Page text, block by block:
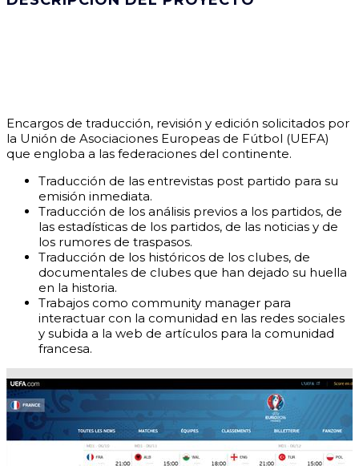
Encargos de traducción, revisión y edición solicitados por
la Unión de Asociaciones Europeas de Fútbol (UEFA)
que engloba a las federaciones del continente.
Traducción de las entrevistas post partido para su
emisión inmediata.
Traducción de los análisis previos a los partidos, de
las estadísticas de los partidos, de las noticias y de
los rumores de traspasos.
Traducción de los históricos de los clubes, de
documentales de clubes que han dejado su huella
en la historia.
Trabajos como community manager para
interactuar con la comunidad en las redes sociales
y subida a la web de artículos para la comunidad
francesa.